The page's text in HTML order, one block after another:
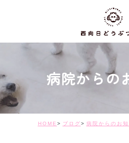
病院からの
HOME ブログ 病院からのお